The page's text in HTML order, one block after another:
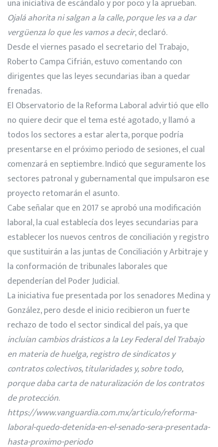
una iniciativa de escándalo y por poco y la aprueban.
Ojalá ahorita ni salgan a la calle, porque les va a dar
vergüenza lo que les vamos a decir, declaró.
Desde el viernes pasado el secretario del Trabajo,
Roberto Campa Cifrián, estuvo comentando con
dirigentes que las leyes secundarias iban a quedar
frenadas.
El Observatorio de la Reforma Laboral advirtió que ello
no quiere decir que el tema esté agotado, y llamó a
todos los sectores a estar alerta, porque podría
presentarse en el próximo periodo de sesiones, el cual
comenzará en septiembre. Indicó que seguramente los
sectores patronal y gubernamental que impulsaron ese
proyecto retomarán el asunto.
Cabe señalar que en 2017 se aprobó una modificación
laboral, la cual establecía dos leyes secundarias para
establecer los nuevos centros de conciliación y registro
que sustituirán a las juntas de Conciliación y Arbitraje y
la conformación de tribunales laborales que
dependerían del Poder Judicial.
La iniciativa fue presentada por los senadores Medina y
González, pero desde el inicio recibieron un fuerte
rechazo de todo el sector sindical del país, ya que
incluían cambios drásticos a la Ley Federal del Trabajo
en materia de huelga, registro de sindicatos y
contratos colectivos, titularidades y, sobre todo,
porque daba carta de naturalización de los contratos
de protección.
https://www.vanguardia.com.mx/articulo/reforma-
laboral-quedo-detenida-en-el-senado-sera-presentada-
hasta-proximo-periodo